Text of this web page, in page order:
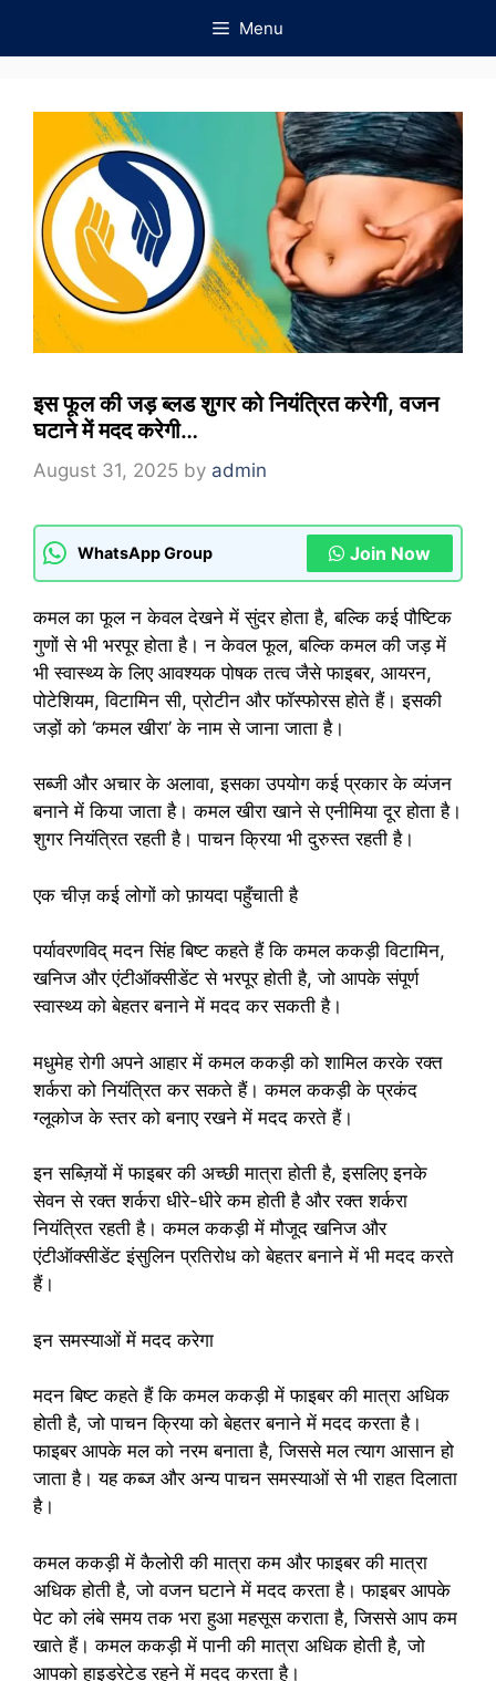
Menu
इस फूल की जड़ ब्लड शुगर को नियंत्रित करेगी, वजन
घटाने में मदद करेगी…
August 31, 2025 by admin
WhatsApp Group Join Now
कमल का फूल न केवल देखने में सुंदर होता है, बल्कि कई पौष्टिक
गुणों से भी भरपूर होता है। न केवल फूल, बल्कि कमल की जड़ में
भी स्वास्थ्य के लिए आवश्यक पोषक तत्व जैसे फाइबर, आयरन,
पोटेशियम, विटामिन सी, प्रोटीन और फॉस्फोरस होते हैं। इसकी
जड़ों को ‘कमल खीरा’ के नाम से जाना जाता है।
सब्जी और अचार के अलावा, इसका उपयोग कई प्रकार के व्यंजन
बनाने में किया जाता है। कमल खीरा खाने से एनीमिया दूर होता है।
शुगर नियंत्रित रहती है। पाचन क्रिया भी दुरुस्त रहती है।
एक चीज़ कई लोगों को फ़ायदा पहुँचाती है
पर्यावरणविद् मदन सिंह बिष्ट कहते हैं कि कमल ककड़ी विटामिन,
खनिज और एंटीऑक्सीडेंट से भरपूर होती है, जो आपके संपूर्ण
स्वास्थ्य को बेहतर बनाने में मदद कर सकती है।
मधुमेह रोगी अपने आहार में कमल ककड़ी को शामिल करके रक्त
शर्करा को नियंत्रित कर सकते हैं। कमल ककड़ी के प्रकंद
ग्लूकोज के स्तर को बनाए रखने में मदद करते हैं।
इन सब्ज़ियों में फाइबर की अच्छी मात्रा होती है, इसलिए इनके
सेवन से रक्त शर्करा धीरे-धीरे कम होती है और रक्त शर्करा
नियंत्रित रहती है। कमल ककड़ी में मौजूद खनिज और
एंटीऑक्सीडेंट इंसुलिन प्रतिरोध को बेहतर बनाने में भी मदद करते
हैं।
इन समस्याओं में मदद करेगा
मदन बिष्ट कहते हैं कि कमल ककड़ी में फाइबर की मात्रा अधिक
होती है, जो पाचन क्रिया को बेहतर बनाने में मदद करता है।
फाइबर आपके मल को नरम बनाता है, जिससे मल त्याग आसान हो
जाता है। यह कब्ज और अन्य पाचन समस्याओं से भी राहत दिलाता
है।
कमल ककड़ी में कैलोरी की मात्रा कम और फाइबर की मात्रा
अधिक होती है, जो वजन घटाने में मदद करता है। फाइबर आपके
पेट को लंबे समय तक भरा हुआ महसूस कराता है, जिससे आप कम
खाते हैं। कमल ककड़ी में पानी की मात्रा अधिक होती है, जो
आपको हाइड्रेटेड रहने में मदद करता है।